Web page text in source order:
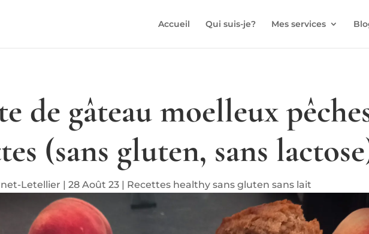
Accueil Qui suis-je? Mes services
de gâteau moelleux
(sans gluten, sans
Letellier | 28 Août 23 | Recettes healthy sans gluten sans lait